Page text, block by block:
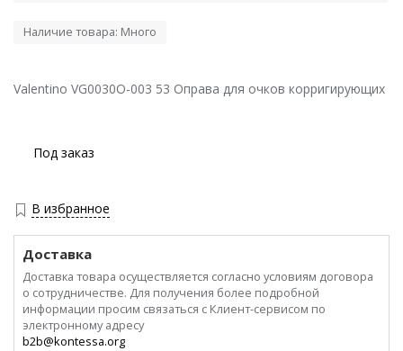
Наличие товара: Много
Valentino VG0030O-003 53 Оправа для очков корригирующих
Под заказ
В избранное
Доставка
Доставка товара осуществляется согласно условиям договора
о сотрудничестве. Для получения более подробной
информации просим связаться с Клиент-сервисом по
электронному адресу
b2b@kontessa.org